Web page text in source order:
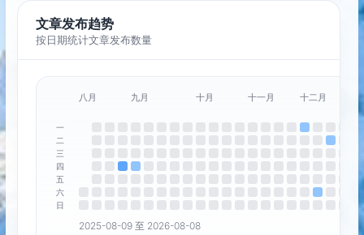
文章发布趋势
按日期统计文章发布数量
一
二
三
四
五
六
日
八月 九月 十月 十一月 十二月
2025-08-09 至 2026-08-08